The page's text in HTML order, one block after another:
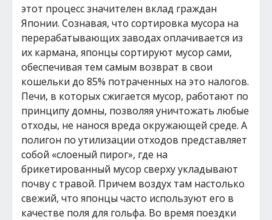
этот процесс значителен вклад граждан
Японии. Сознавая, что сортировка мусора на
перерабатывающих заводах оплачивается из
их кармана, японцы сортируют мусор сами,
обеспечивая тем самым возврат в свои
кошельки до 85% потраченных на это налогов.
Печи, в которых сжигается мусор, работают по
принципу домны, позволяя уничтожать любые
отходы, не нанося вреда окружающей среде. А
полигон по утилизации отходов представляет
собой «слоеный пирог», где на
брикетированный мусор сверху укладывают
почву с травой. Причем воздух там настолько
свежий, что японцы часто используют его в
качестве поля для гольфа. Во время поездки